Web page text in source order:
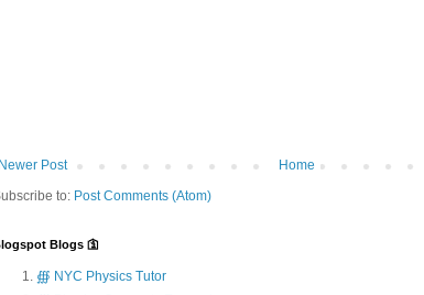
Newer Post
Home
to: Post Comments (Atom)
Blogs 🛐
∰ NYC Physics Tutor